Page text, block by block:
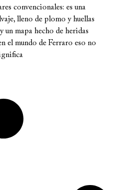
convencionales: es una
lleno de plomo y huellas
un mapa hecho de heridas
el mundo de Ferraro eso no